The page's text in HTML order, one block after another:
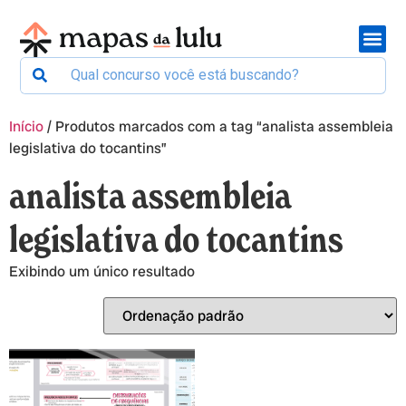
Início/ Produtos marcados com a tag “analista assembleia
legislativa do tocantins”
analista assembleia
legislativa do tocantins
Exibindo um único resultado